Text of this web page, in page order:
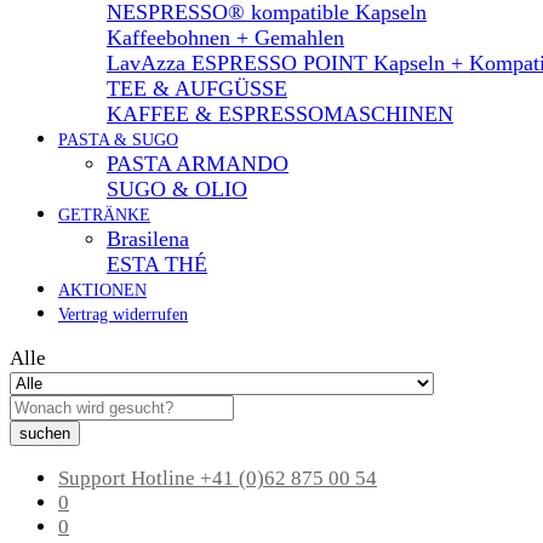
NESPRESSO® kompatible Kapseln
Kaffeebohnen + Gemahlen
LavAzza ESPRESSO POINT Kapseln +
TEE & AUFGÜSSE
KAFFEE & ESPRESSOMASCHINEN
PASTA & SUGO
PASTA ARMANDO
SUGO & OLIO
GETRÄNKE
Brasilena
ESTA THÉ
AKTIONEN
Vertrag widerrufen
Alle
suchen
Support Hotline +41 (0)62 875 00 54
0
0